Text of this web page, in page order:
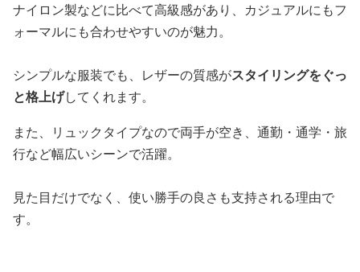
ナイロン製などに比べて高級感があり、カジュアルにもフ
ォーマルにも合わせやすいのが魅力。
シンプルな服装でも、レザーの質感がスタイリングをぐっ
と格上げしてくれます。
また、リュックタイプなので両手が空き、通勤・通学・旅
行など幅広いシーンで活躍。
見た目だけでなく、使い勝手の良さも支持される理由で
す。